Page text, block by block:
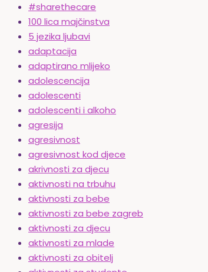
#sharethecare
100 lica majčinstva
5 jezika ljubavi
adaptacija
adaptirano mlijeko
adolescencija
adolescenti
adolescenti i alkoho
agresija
agresivnost
agresivnost kod djece
akrivnosti za djecu
aktivnosti na trbuhu
aktivnosti za bebe
aktivnosti za bebe zagreb
aktivnosti za djecu
aktivnosti za mlade
aktivnosti za obitelj